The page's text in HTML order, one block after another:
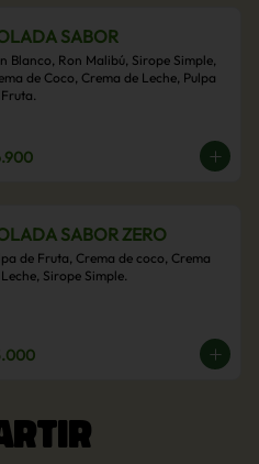
SABOR
Blanco, Ron Malibú, Sirope Simple,
de Coco, Crema de Leche, Pulpa
SABOR ZERO
de Fruta, Crema de coco, Crema
Sirope Simple.